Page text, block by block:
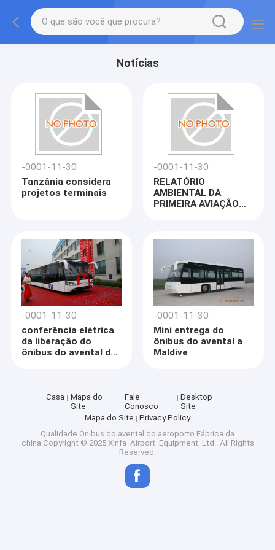
Notícias
-0001-11-30
Tanzânia considera
projetos terminais
-0001-11-30
RELATÓRIO
AMBIENTAL DA
PRIMEIRA AVIAÇÃO
-0001-11-30
conferência elétrica
da liberação do
ônibus do avental do
-0001-11-30
Mini entrega do
ônibus do avental a
Maldive
Casa
Mapa do
Site
Fale
Conosco
Desktop
Site
Mapa do Site
Privacy Policy
Qualidade Ônibus do avental do aeroporto Fábrica da
china.Copyright © 2025 Xinfa Airport Equipment Ltd.. All Rights
Reserved.